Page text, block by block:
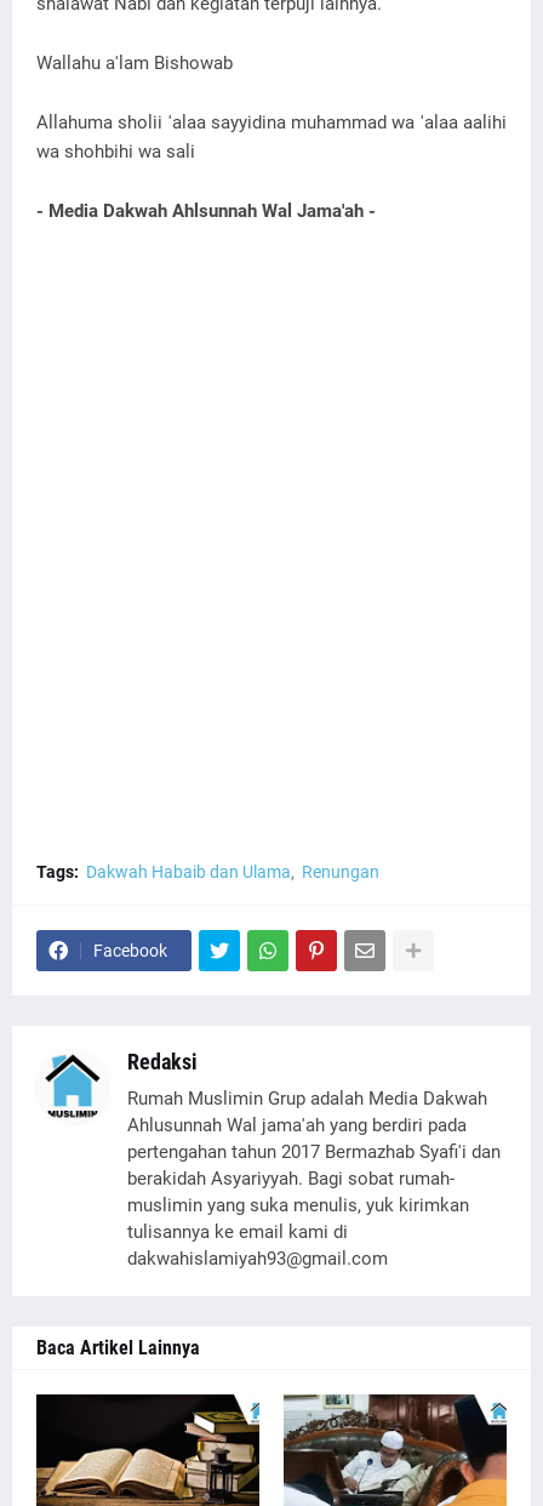
Wallahu a'lam Bishowab
Allahuma sholii 'alaa sayyidina muhammad wa 'alaa aalihi
wa shohbihi wa sali
- Media Dakwah Ahlsunnah Wal Jama'ah -
Tags: Dakwah Habaib dan Ulama Renungan
Facebook
Redaksi
Rumah Muslimin Grup adalah Media Dakwah
Ahlusunnah Wal jama'ah yang berdiri pada
pertengahan tahun 2017 Bermazhab Syafi'i dan
berakidah Asyariyyah. Bagi sobat rumah-
muslimin yang suka menulis, yuk kirimkan
tulisannya ke email kami di
dakwahislamiyah93@gmail.com
Baca Artikel Lainnya